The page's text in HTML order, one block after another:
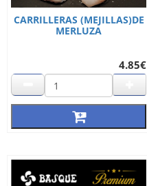
CARRILLERAS (MEJILLAS)DE
MERLUZA
4.85€